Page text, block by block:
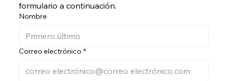
formulario a continuación.
Nombre
Correo electrónico *